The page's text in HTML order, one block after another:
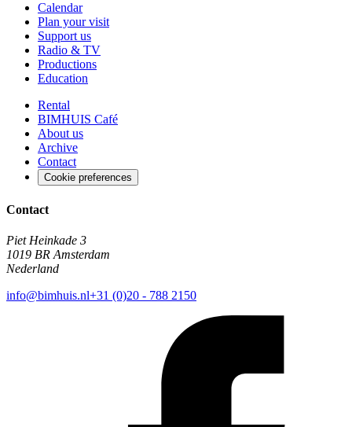
Calendar
Plan your visit
Support us
Radio & TV
Productions
Education
Rental
BIMHUIS Café
About us
Archive
Contact
Cookie preferences
Contact
Piet Heinkade 3
1019 BR Amsterdam
Nederland
info@bimhuis.nl+31 (0)20 - 788 2150